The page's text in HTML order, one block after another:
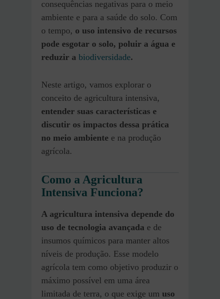
consequências negativas para o meio
ambiente e para a saúde do solo. Com
o tempo, o uso intensivo de recursos
pode esgotar o solo, poluir a água e
reduzir a biodiversidade.
Neste artigo, vamos explorar o
conceito de agricultura intensiva,
entender suas características e
discutir os impactos dessa prática
no meio ambiente e na produção
agrícola.
Como a Agricultura
Intensiva Funciona?
A agricultura intensiva depende do
uso de tecnologia avançada e de
insumos químicos para manter altos
níveis de produção. Esse modelo
agrícola tem como objetivo produzir o
máximo possível em uma área
limitada de terra, o que exige um uso